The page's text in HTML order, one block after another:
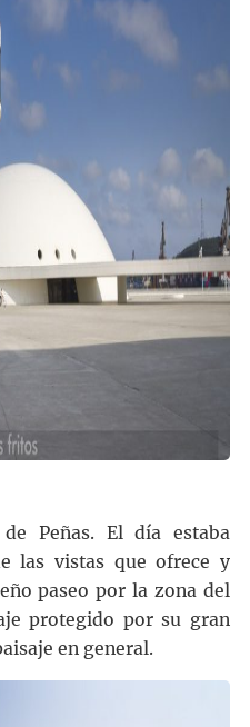
Peñas. El día estaba
las vistas que ofrece y
paseo por la zona del
protegido por su gran
en general.